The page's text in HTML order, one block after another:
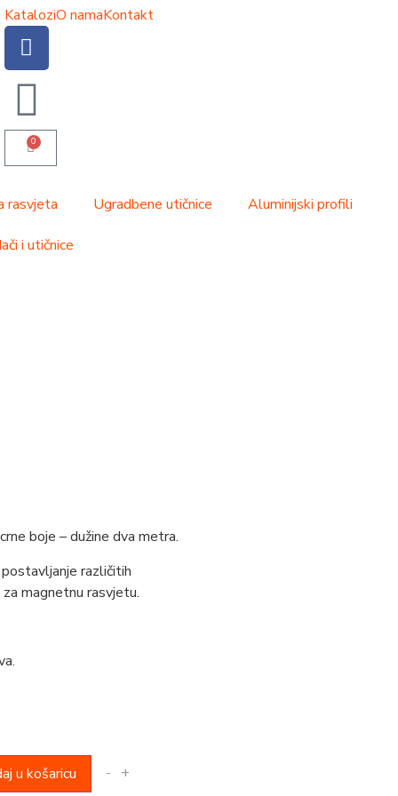
KataloziO namaKontakt
0
rasvjeta Ugradbene utičnice Aluminijski profili
i utičnice
boje – dužine dva metra.
različitih
magnetnu rasvjetu.
- +
u košaricu